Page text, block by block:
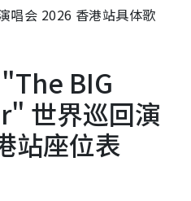
会 2026 香港站具体歌
BIG
世界巡回演
站座位表